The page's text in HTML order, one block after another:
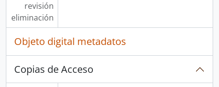
revisión
eliminación
Objeto digital metadatos
Copias de Acceso